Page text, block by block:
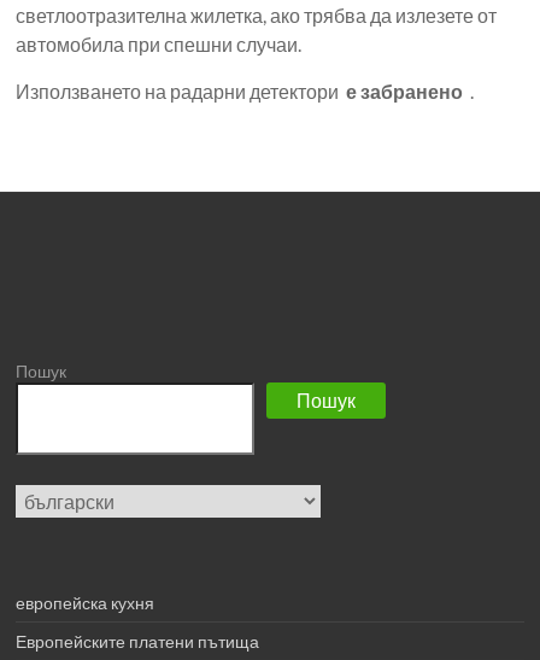
светлоотразителна жилетка, ако трябва да излезете от
автомобила при спешни случаи.
Използването на радарни детекторие забранено .
Пошук
Пошук
Изберете
език
европейска кухня
Европейските платени пътища